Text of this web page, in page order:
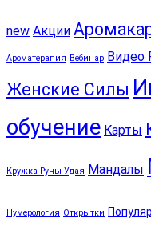
new Акции
Ароматерапия Вебинар Видео
Женские Силы
обучение Карты
Кружка Руны Удая Мандалы
Нумерология Открытки